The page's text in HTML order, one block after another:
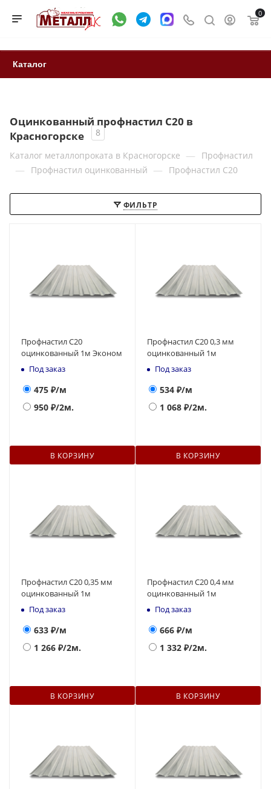
0
Каталог
Оцинкованный профнастил С20 в
Красногорске
8
Каталог металлопроката в Красногорске — Профнастил
— Профнастил оцинкованный — Профнастил С20
ФИЛЬТР
Профнастил С20
оцинкованный 1м Эконом
Под заказ
475 ₽/м
950 ₽/2м.
В КОРЗИНУ
Профнастил С20 0,3 мм
оцинкованный 1м
Под заказ
534 ₽/м
1 068 ₽/2м.
В КОРЗИНУ
Профнастил С20 0,35 мм
оцинкованный 1м
Под заказ
633 ₽/м
1 266 ₽/2м.
В КОРЗИНУ
Профнастил С20 0,4 мм
оцинкованный 1м
Под заказ
666 ₽/м
1 332 ₽/2м.
В КОРЗИНУ